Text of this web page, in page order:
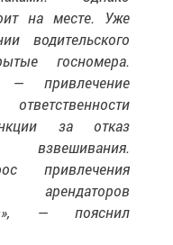
на месте. Уже
водительского
госномера.
привлечение
за отказ
привлечения
арендаторов
— пояснил